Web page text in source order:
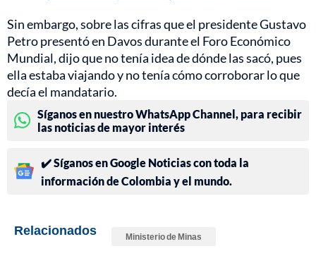
Sin embargo, sobre las cifras que el presidente Gustavo
Petro presentó en Davos durante el Foro Económico
Mundial, dijo que no tenía idea de dónde las sacó, pues
ella estaba viajando y no tenía cómo corroborar lo que
decía el mandatario.
Síganos en nuestro WhatsApp Channel, para recibir
las noticias de mayor interés
✔️ Síganos en Google Noticias con toda la
información de Colombia y el mundo.
Relacionados Ministerio de Minas